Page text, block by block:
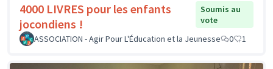
4000 LIVRES pour les enfants
jocondiens !
Soumis au
vote
ASSOCIATION - Agir Pour L'Éducation et la Jeunesse
0 1